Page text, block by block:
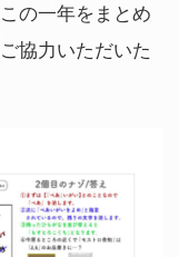
の一年をまとめ
協力いただいた